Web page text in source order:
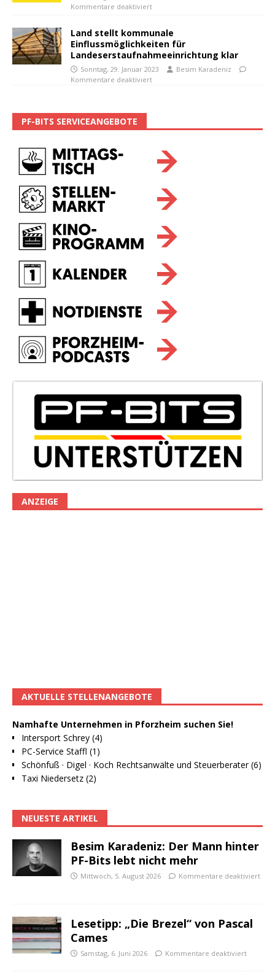
Kommentare deaktiviert
Land stellt kommunale
Einflussmöglichkeiten für
Landeserstaufnahmeeinrichtung klar
Sonntag, 29. Januar 2023
Besim Karadeniz
Kommentare deaktiviert
PF-BITS SERVICEANGEBOTE
ANZEIGE
AKTUELLE STELLENANGEBOTE
Namhafte Unternehmen in Pforzheim suchen Sie!
Intersport Schrey (4)
PC-Service Staffl (1)
Schönfuß · Digel · Koch Rechtsanwälte und Steuerberater (6)
Taxi Niedersetz (2)
NEUESTE ARTIKEL
Besim Karadeniz: Der Mann hinter
PF-Bits lebt nicht mehr
Mittwoch, 5. August 2026 Kommentare deaktiviert
Lesetipp: „Die Brezel“ von Pascal
Cames
Samstag, 6. Juni 2026 Kommentare deaktiviert